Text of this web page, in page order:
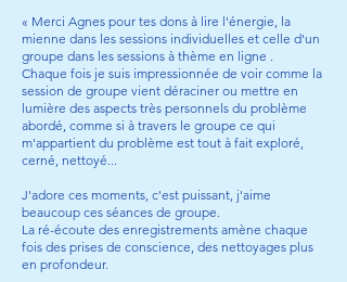
« Merci Agnes pour tes dons à lire l'énergie, la
mienne dans les sessions individuelles et celle d'un
groupe dans les sessions à thème en ligne .
Chaque fois je suis impressionnée de voir comme la
session de groupe vient déraciner ou mettre en
lumière des aspects très personnels du problème
abordé, comme si à travers le groupe ce qui
m'appartient du problème est tout à fait exploré,
cerné, nettoyé...
J'adore ces moments, c'est puissant, j'aime
beaucoup ces séances de groupe.
La ré-écoute des enregistrements amène chaque
fois des prises de conscience, des nettoyages plus
en profondeur.